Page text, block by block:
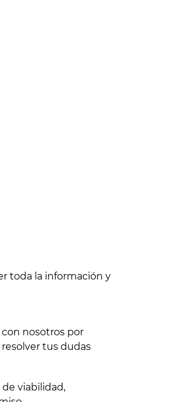
toda la información y
nosotros por
tus dudas
viabilidad,